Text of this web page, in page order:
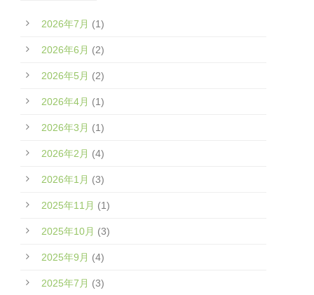
2026年7月 (1)
2026年6月 (2)
2026年5月 (2)
2026年4月 (1)
2026年3月 (1)
2026年2月 (4)
2026年1月 (3)
2025年11月 (1)
2025年10月 (3)
2025年9月 (4)
2025年7月 (3)